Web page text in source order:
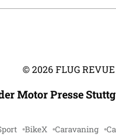
©2026 FLUG
Motor Presse
BikeX Caravaning